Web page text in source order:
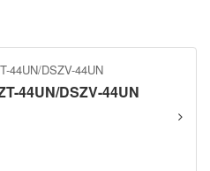
44UN/DSZV-44UN
44UN/DSZV-44UN